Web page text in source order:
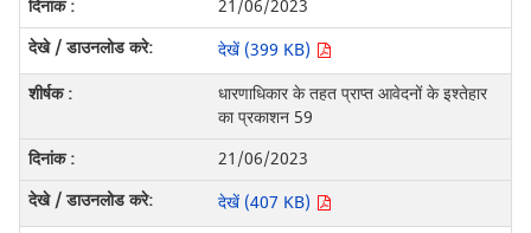
21/06/2023
देखें (399 KB)
धारणाधिकार के तहत प्राप्त आवेदनों के इश्तेहार
का प्रकाशन 59
21/06/2023
देखें (407 KB)